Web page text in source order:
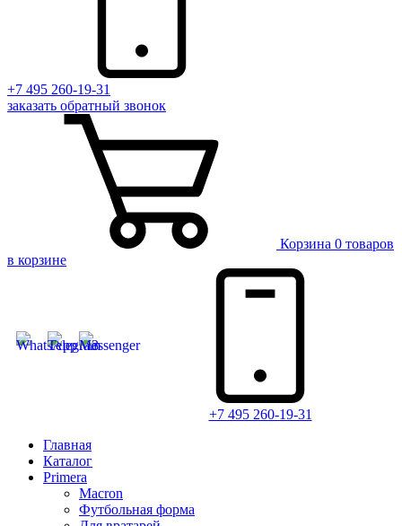
+7 495 260-19-31
заказать обратный звонок
Корзина 0 товаров
в корзине
+7 495 260-19-31
Главная
Каталог
Primera
Macron
Футбольная форма